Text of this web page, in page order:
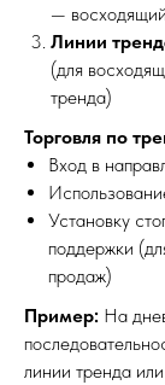
—
Линии
(для
тренда)
Торговля по
Вход в
Установку
поддержки
продаж)
Пример: На
линии тренда